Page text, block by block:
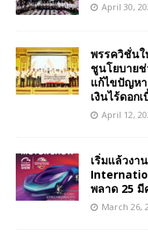
April 30,
พรรควิชั่น
ชูนโยบาย
แก้ไขปัญห
เงินไร้ดอกเ
April 12,
เริ่มแล้วง
พลาด 25 มี
March 26,